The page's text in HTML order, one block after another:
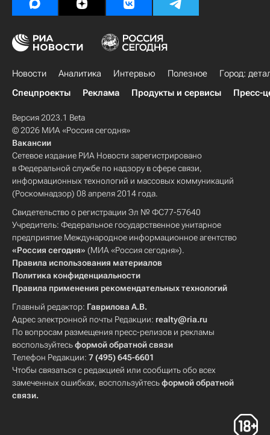
Новости Аналитика Интервью Полезное
Город:
Спецпроекты
Реклама Продукты и сервисы Пресс-
Версия 2023.1 Beta
© 2026 МИА «Россия сегодня»
Вакансии
Сетевое издание РИА Новости зарегистрировано
в Федеральной службе по надзору в сфере связи,
информационных технологий и массовых коммуникаций
(Роскомнадзор) 08 апреля 2014 года.
Свидетельство о регистрации Эл № ФС77-57640
Учредитель: Федеральное государственное унитарное
предприятие Международное информационное агентство
«Россия сегодня» (МИА «Россия сегодня»).
Правила использования материалов
Политика конфиденциальности
Правила применения рекомендательных технологий
Главный редактор: Гаврилова А.В.
Адрес электронной почты Редакции: realty@ria.ru
По вопросам размещения пресс-релизов и рекламы
воспользуйтесьформой обратной связи
Телефон Редакции: 7 (495) 645-6601
Чтобы связаться с редакцией или сообщить обо всех
замеченных ошибках, воспользуйтесьформой обратной
связи.